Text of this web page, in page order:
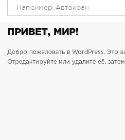
ПРИВЕТ, МИР!
Добро пожаловать в WordPress. Это
Отредактируйте или удалите её,